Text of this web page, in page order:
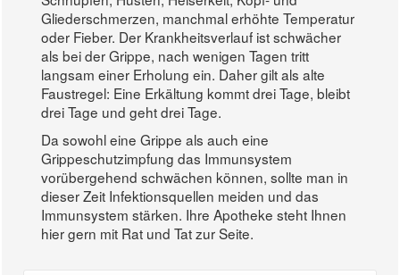
Gliederschmerzen, manchmal erhöhte Temperatur
oder Fieber. Der Krankheitsverlauf ist schwächer
als bei der Grippe, nach wenigen Tagen tritt
langsam einer Erholung ein. Daher gilt als alte
Faustregel: Eine Erkältung kommt drei Tage, bleibt
drei Tage und geht drei Tage.
Da sowohl eine Grippe als auch eine
Grippeschutzimpfung das Immunsystem
vorübergehend schwächen können, sollte man in
dieser Zeit Infektionsquellen meiden und das
Immunsystem stärken. Ihre Apotheke steht Ihnen
hier gern mit Rat und Tat zur Seite.